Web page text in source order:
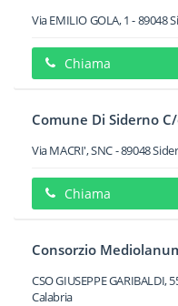
Via EMILIO GOLA, 1 -89048
Chiama
Comune Di Siderno
Via MACRI', SNC-89048
Chiama
Consorzio
CSO GIUSEPPE GARIBALDI,
Calabria